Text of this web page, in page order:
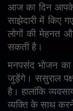
आज का दिन आपके
साझेदारी में किए
लोगों की मेहनत और
सकती है।
मनपसंद भोजन
जुड़ेंगे। ससुराल
है। हालांकि
व्यक्ति के साथ